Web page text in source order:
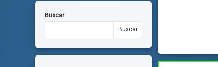
Buscar
Buscar